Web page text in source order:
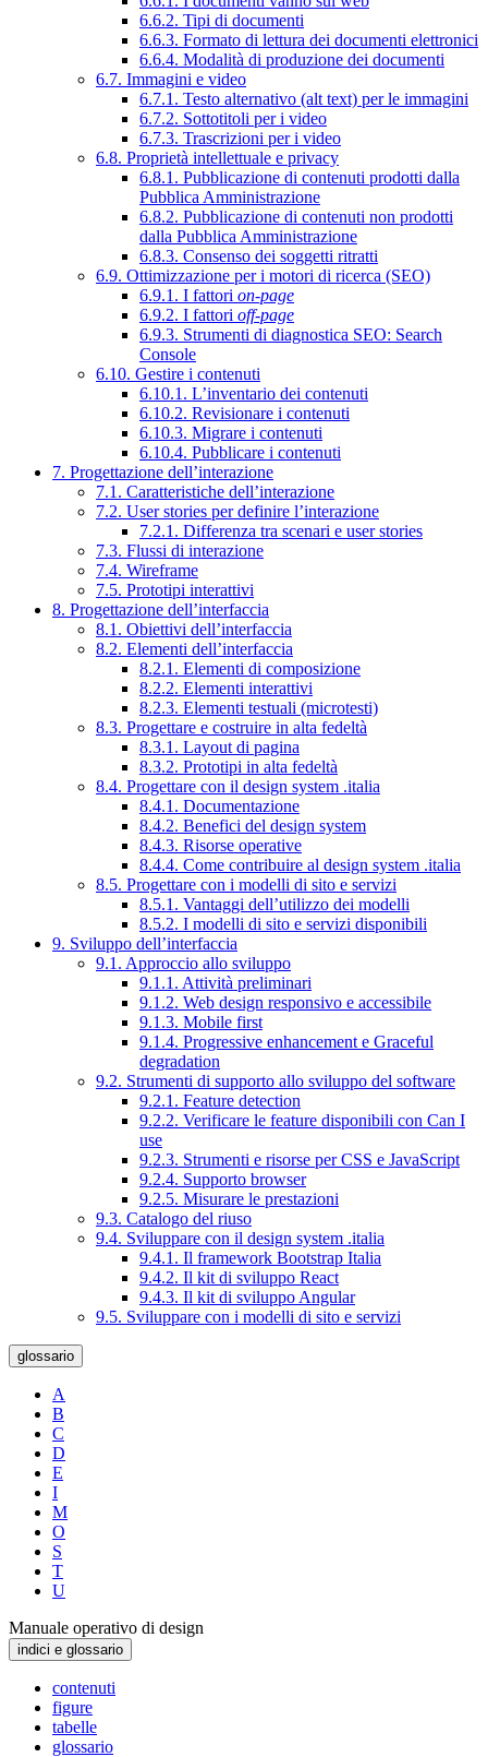
6.6.2. Tipi di documenti
6.6.3. Formato di lettura dei documenti elettronici
6.6.4. Modalità di produzione dei documenti
6.7. Immagini e video
6.7.1. Testo alternativo (alt text) per le immagini
6.7.2. Sottotitoli per i video
6.7.3. Trascrizioni per i video
6.8. Proprietà intellettuale e privacy
6.8.1. Pubblicazione di contenuti prodotti dalla
Pubblica Amministrazione
6.8.2. Pubblicazione di contenuti non prodotti
dalla Pubblica Amministrazione
6.8.3. Consenso dei soggetti ritratti
6.9. Ottimizzazione per i motori di ricerca (SEO)
6.9.1. I fattori on-page
6.9.2. I fattori off-page
6.9.3. Strumenti di diagnostica SEO: Search
Console
6.10. Gestire i contenuti
6.10.1. L’inventario dei contenuti
6.10.2. Revisionare i contenuti
6.10.3. Migrare i contenuti
6.10.4. Pubblicare i contenuti
7. Progettazione dell’interazione
7.1. Caratteristiche dell’interazione
7.2. User stories per definire l’interazione
7.2.1. Differenza tra scenari e user stories
7.3. Flussi di interazione
7.4. Wireframe
7.5. Prototipi interattivi
8. Progettazione dell’interfaccia
8.1. Obiettivi dell’interfaccia
8.2. Elementi dell’interfaccia
8.2.1. Elementi di composizione
8.2.2. Elementi interattivi
8.2.3. Elementi testuali (microtesti)
8.3. Progettare e costruire in alta fedeltà
8.3.1. Layout di pagina
8.3.2. Prototipi in alta fedeltà
8.4. Progettare con il design system .italia
8.4.1. Documentazione
8.4.2. Benefici del design system
8.4.3. Risorse operative
8.4.4. Come contribuire al design system .italia
8.5. Progettare con i modelli di sito e servizi
8.5.1. Vantaggi dell’utilizzo dei modelli
8.5.2. I modelli di sito e servizi disponibili
9. Sviluppo dell’interfaccia
9.1. Approccio allo sviluppo
9.1.1. Attività preliminari
9.1.2. Web design responsivo e accessibile
9.1.3. Mobile first
9.1.4. Progressive enhancement e Graceful
degradation
9.2. Strumenti di supporto allo sviluppo del software
9.2.1. Feature detection
9.2.2. Verificare le feature disponibili con Can I
use
9.2.3. Strumenti e risorse per CSS e JavaScript
9.2.4. Supporto browser
9.2.5. Misurare le prestazioni
9.3. Catalogo del riuso
9.4. Sviluppare con il design system .italia
9.4.1. Il framework Bootstrap Italia
9.4.2. Il kit di sviluppo React
9.4.3. Il kit di sviluppo Angular
9.5. Sviluppare con i modelli di sito e servizi
glossario
A
B
C
D
E
I
M
O
S
T
U
Manuale operativo di design
indici e glossario
contenuti
figure
tabelle
glossario